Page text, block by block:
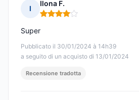
I
Ilona F.
Nota: 4 su 5
Pubblicato il 30/01/2024 à 14h39
a seguito di un acquisto di 13/01/2024
Super
Recensione tradotta